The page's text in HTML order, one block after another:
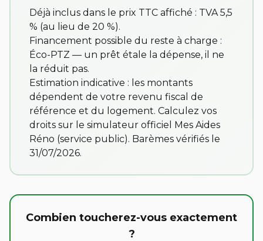
Déjà inclus dans le prix TTC affiché : TVA 5,5
% (au lieu de 20 %).
Financement possible du reste à charge :
Éco-PTZ — un prêt étale la dépense, il ne
la réduit pas.
Estimation indicative : les montants
dépendent de votre revenu fiscal de
référence et du logement. Calculez vos
droits sur le simulateur officiel Mes Aides
Réno (service public). Barèmes vérifiés le
31/07/2026.
Combien toucherez-vous exactement
?